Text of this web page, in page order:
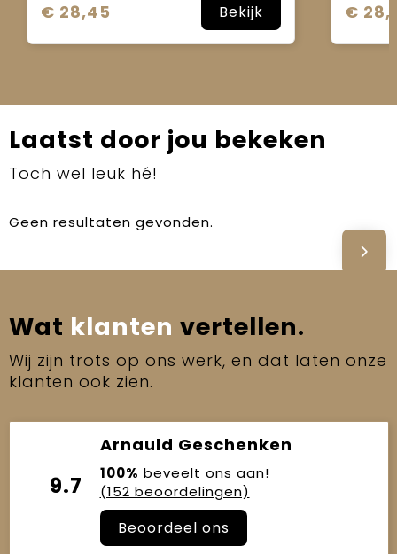
€ 28,45 Bekijk €
Laatst door jou bekeken
Toch wel leuk hé!
Geen resultaten gevonden.
Wat klanten vertellen.
Wij zijn trots op ons werk, en dat laten onze
klanten ook zien.
9.7
Arnauld Geschenken
100% beveelt ons aan!
(152 beoordelingen)
Beoordeel ons